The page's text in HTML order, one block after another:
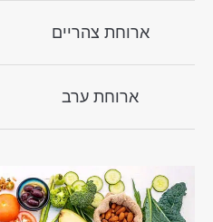
ארוחת צהריים
ארוחת ערב